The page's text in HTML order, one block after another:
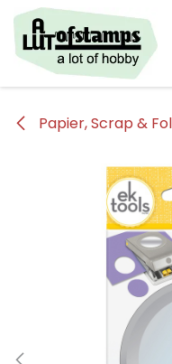
Overslaan naar inhoud
Papier, Scrap &